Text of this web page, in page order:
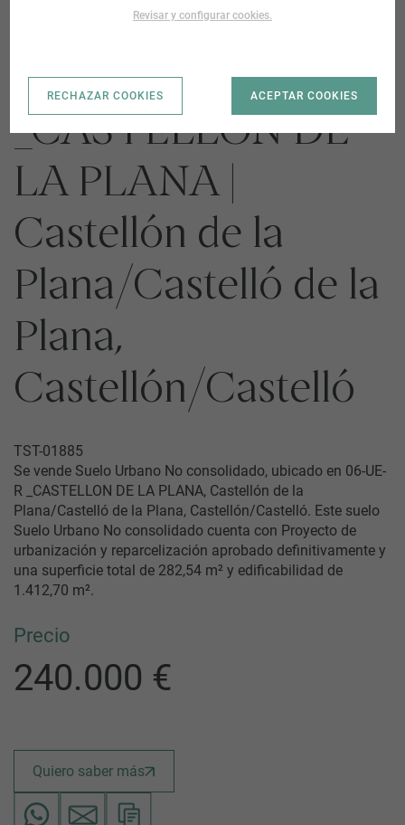
06-UE-R
_CASTELLON DE
LA PLANA |
Castellón de la
Plana/Castelló de la
Plana,
Castellón/Castelló
TST-01885
Se vende Suelo Urbano No consolidado, ubicado en 06-UE-
R _CASTELLON DE LA PLANA, Castellón de la
Plana/Castelló de la Plana, Castellón/Castelló. Este suelo
Suelo Urbano No consolidado cuenta con Proyecto de
urbanización y reparcelización aprobado definitivamente y
una superficie total de 282,54 m² y edificabilidad de
1.412,70 m².
Precio
240.000 €
Quiero saber más
Revisar y configurar cookies.
RECHAZAR COOKIES ACEPTAR COOKIES